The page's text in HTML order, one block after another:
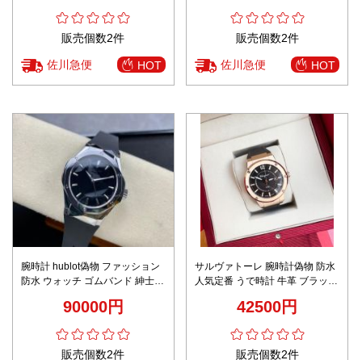
販売個数2件
佐川急便 HOT
販売個数2件
佐川急便 HOT
腕時計 hublot偽物 ファッション
防水 ウォッチ ゴムバンド 紳士
90000円
販売個数2件
サルヴァトーレ 腕時計偽物 防水
人気定番 うで時計 牛革 ブラック
ッチ ブラックバンド
42500円
販売個数2件